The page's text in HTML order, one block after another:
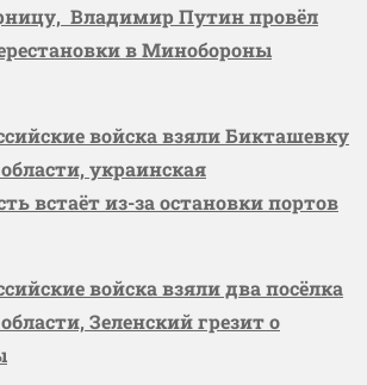
Владимир Путин провёл
в Минобороны
войска взяли Бикташевку
украинская
встаёт из-за остановки портов
войска взяли два посёлка
Зеленский грезит о